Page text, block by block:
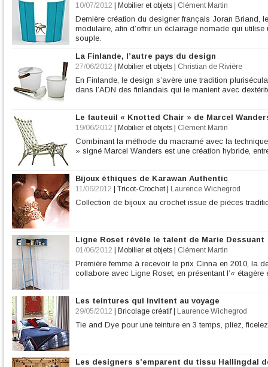
10/07/2012 Mobilier et objets Clément Martin
Dernière création du designer français Joran Briand,
modulaire, afin d’offrir un éclairage nomade qui
souple.
La Finlande, l’autre pays du design
27/06/2012 Mobilier et objets Christian de Rivière
En Finlande, le design s’avère une tradition
dans l’ADN des finlandais qui le manient avec
Le fauteuil « Knotted Chair » de Marcel
19/06/2012 Mobilier et objets Clément Martin
Combinant la méthode du macramé avec la
» signé Marcel Wanders est une création hybride,
Bijoux éthiques de Karawan Authentic
11/06/2012 Tricot-Crochet| Laurence Wichegrod
Collection de bijoux au crochet issue de pièces
Ligne Roset révèle le talent de Marie Dessuant
01/06/2012 Mobilier et objets Clément Martin
Première femme à recevoir le prix Cinna en 2010, la
collabore avec Ligne Roset, en présentant l’«
Les teintures qui invitent au voyage
29/05/2012 Bricolage créatif| Laurence Wichegrod
Tie and Dye pour une teinture en 3 temps, pliez,
Les designers s’emparent du tissu Hallingdal